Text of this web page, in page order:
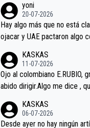
rd permaneció pegado a su
en la que era capaz de
yoni
20-07-2026
Hay algo más que no está
ojacar y UAE pactaron algo
casi sin pedalear, luego está
la mano de una manera
oques en el hombro con que
o aprieta, a ver si por querer
n posición de podio UAE y
KASKAS
11-07-2026
Ojo al colombiano E.RUBIO,
abido
KASKAS
06-07-2026
Desde ayer no hay ningún